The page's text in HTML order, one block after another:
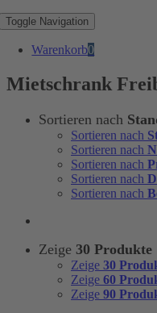
Toggle Navigation
Warenkorb0
Mietschrank
Sortieren nach
Sortieren nach
Sortieren nach
Sortieren nach
Sortieren nach
Sortieren nach
Zeige 30 Produkte
Zeige 30
Zeige 60
Zeige 90